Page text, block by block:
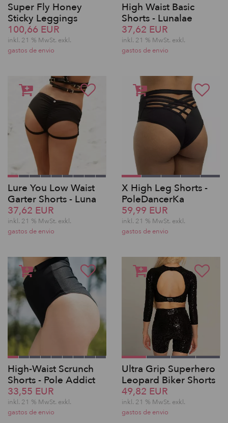
Super Fly Honey
Sticky Leggings
100,66 EUR
inkl. 21 % MwSt. exkl.
gastos de envio
High Waist Basic
Shorts - Lunalae
37,62 EUR
inkl. 21 % MwSt. exkl.
gastos de envio
Lure You Low Waist
Garter Shorts - Luna
37,62 EUR
inkl. 21 % MwSt. exkl.
gastos de envio
X High Leg Shorts -
PoleDancerKa
59,99 EUR
inkl. 21 % MwSt. exkl.
gastos de envio
High-Waist Scrunch
Shorts - Pole Addict
33,55 EUR
inkl. 21 % MwSt. exkl.
gastos de envio
Ultra Grip Superhero
Leopard Biker Shorts
49,82 EUR
inkl. 21 % MwSt. exkl.
gastos de envio